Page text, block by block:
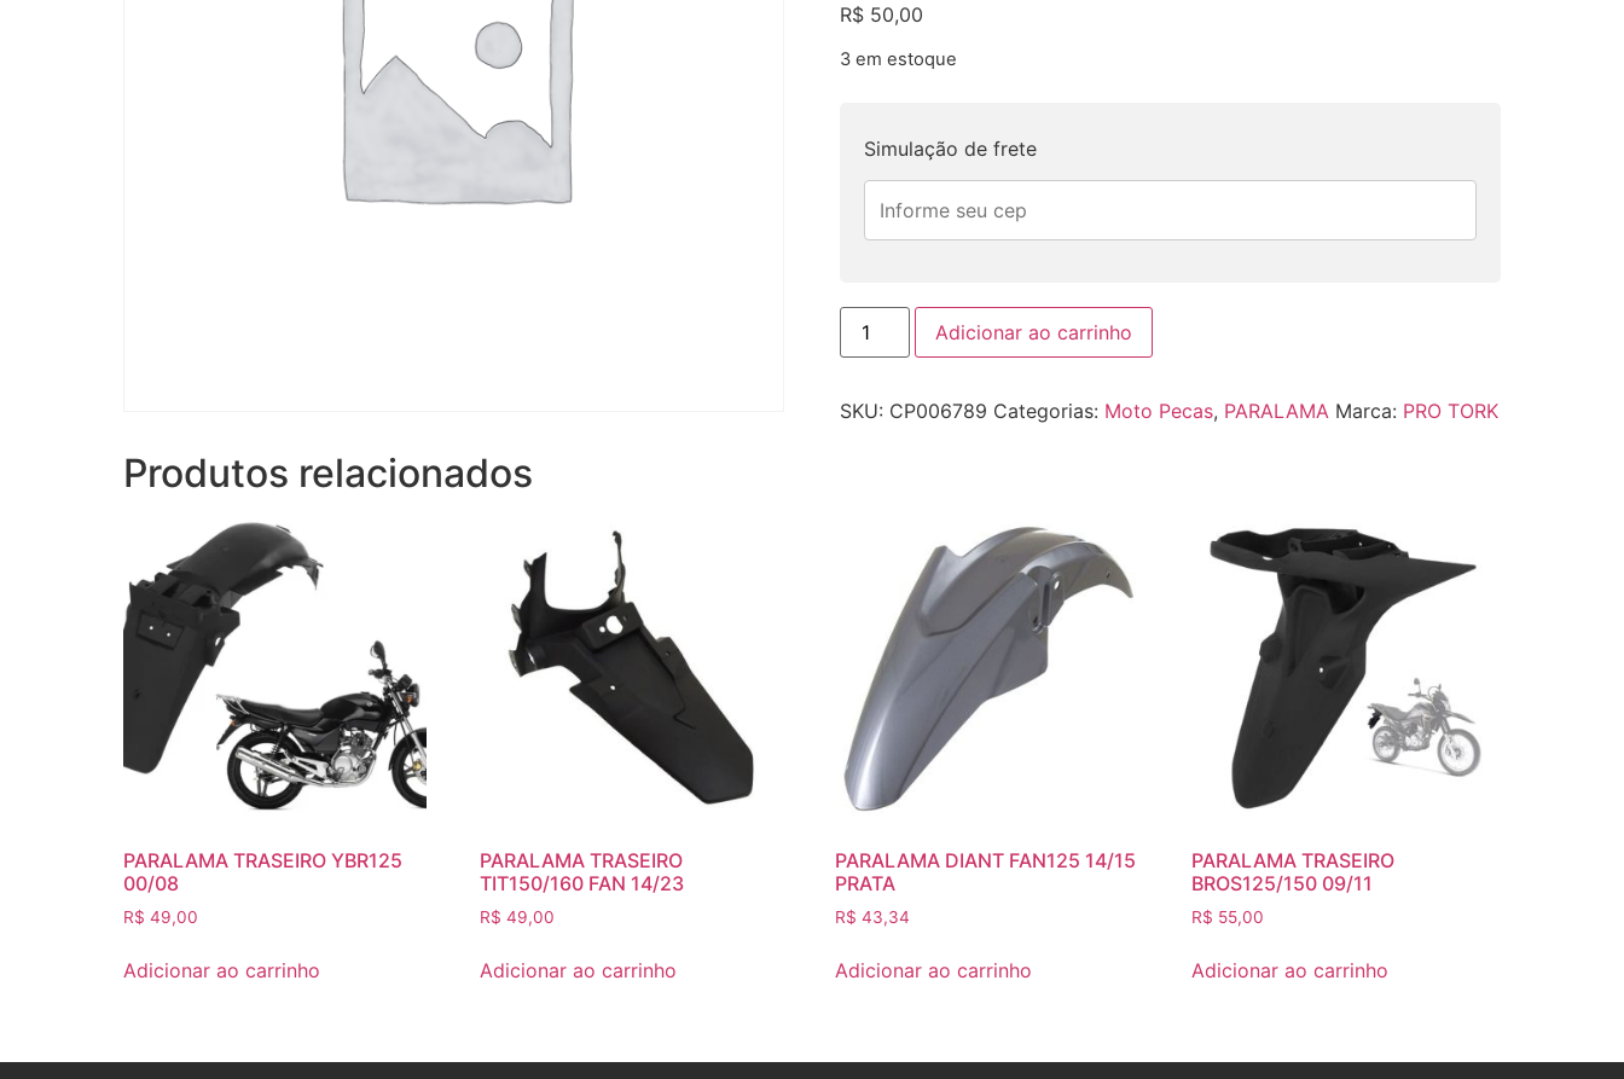
R$50,00
3 em estoque
Simulação de frete
Adicionar ao carrinho
SKU: CP006789 Categorias: Moto Pecas, PARALAMA Marca: PRO TORK
Produtos relacionados
PARALAMA TRASEIRO YBR125
00/08
R$ 49,00
Adicionar ao carrinho
PARALAMA TRASEIRO
TIT150/160 FAN 14/23
R$ 49,00
Adicionar ao carrinho
PARALAMA DIANT FAN125 14/15
PRATA
R$ 43,34
Adicionar ao carrinho
PARALAMA TRASEIRO
BROS125/150 09/11
R$ 55,00
Adicionar ao carrinho